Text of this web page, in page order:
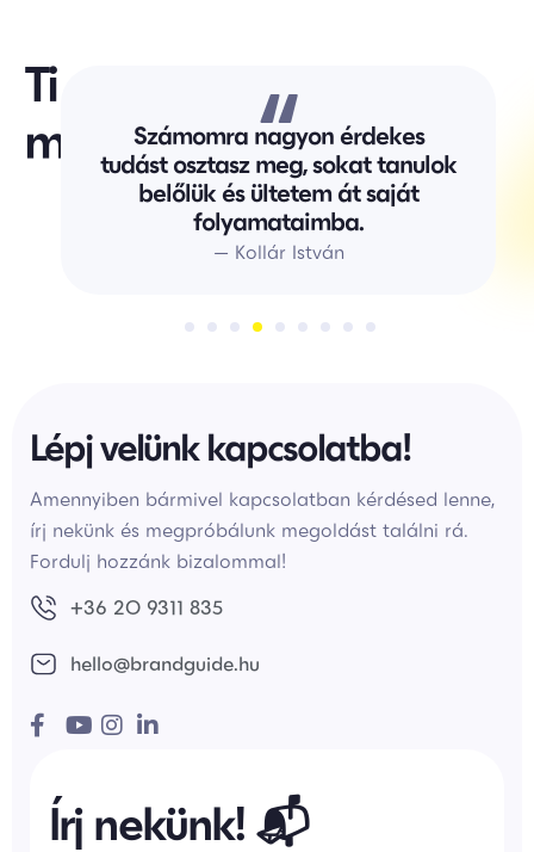
Ti
mondtátok.
Számomra nagyon érdekes
tudást osztasz meg, sokat tanulok
belőlük és ültetem át saját
folyamataimba.
— Kollár István
Lépj velünk kapcsolatba!
Amennyiben bármivel kapcsolatban kérdésed lenne,
írj nekünk és megpróbálunk megoldást találni rá.
Fordulj hozzánk bizalommal!
+36 20 9311 835
hello@brandguide.hu
Írj nekünk! 📬